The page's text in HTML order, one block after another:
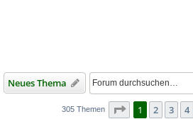
Neues Thema
305 Themen Seite 1von 16
1 2 3 4